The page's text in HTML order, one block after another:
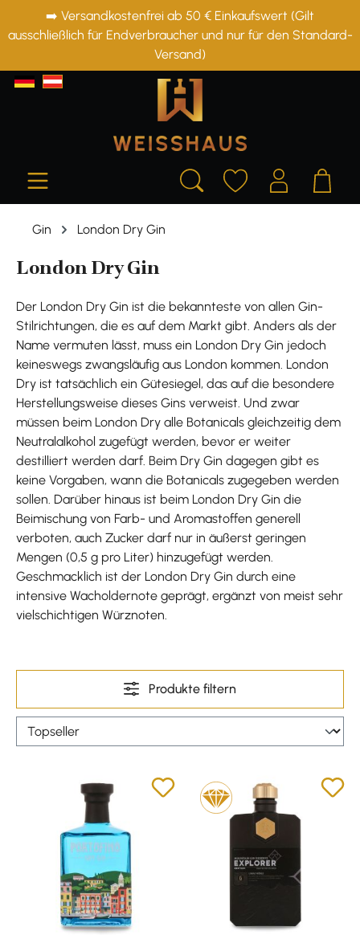
springen
➡️ Versandkostenfrei ab 50 € Einkaufswert (Gilt
ausschließlich für Endverbraucher und nur für den Standard-
Versand)
Gin London Dry Gin
London Dry Gin
Der London Dry Gin ist die bekannteste von allen Gin-
Stilrichtungen, die es auf dem Markt gibt. Anders als der
Name vermuten lässt, muss ein London Dry Gin jedoch
keineswegs zwangsläufig aus London kommen. London
Dry ist tatsächlich ein Gütesiegel, das auf die besondere
Herstellungsweise dieses Gins verweist. Und zwar
müssen beim London Dry alle Botanicals gleichzeitig dem
Neutralalkohol zugefügt werden, bevor er weiter
destilliert werden darf. Beim Dry Gin dagegen gibt es
keine Vorgaben, wann die Botanicals zugegeben werden
sollen. Darüber hinaus ist beim London Dry Gin die
Beimischung von Farb- und Aromastoffen generell
verboten, auch Zucker darf nur in äußerst geringen
Mengen (0,5 g pro Liter) hinzugefügt werden.
Geschmacklich ist der London Dry Gin durch eine
intensive Wacholdernote geprägt, ergänzt von meist sehr
vielschichtigen Würznoten.
Produkte filtern